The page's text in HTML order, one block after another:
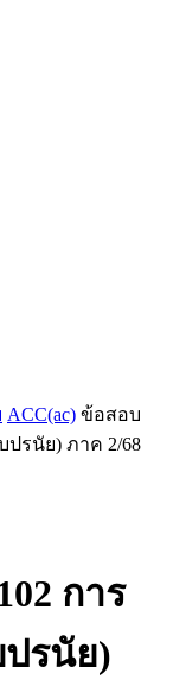
ACC(ac) ข้อสอบ
รนัย) ภาค 2/68
การ
รนัย)